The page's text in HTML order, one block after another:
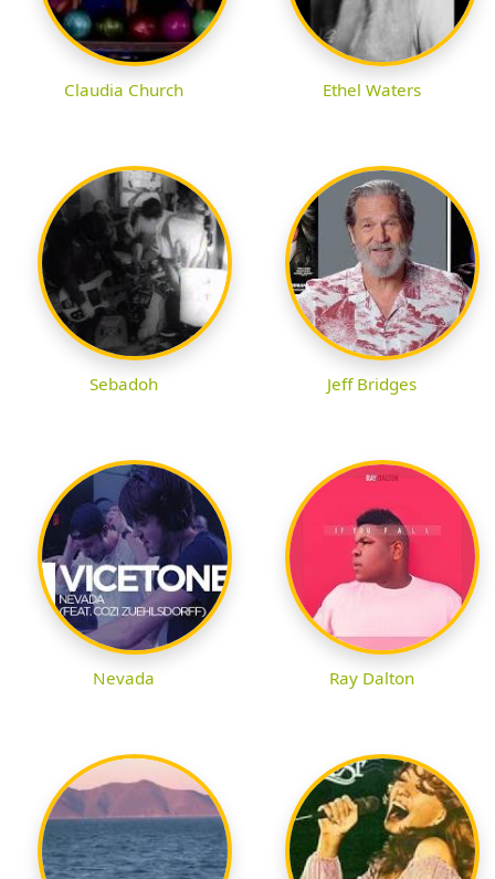
Claudia Church Ethel Waters
Sebadoh Jeff Bridges
Nevada Ray Dalton